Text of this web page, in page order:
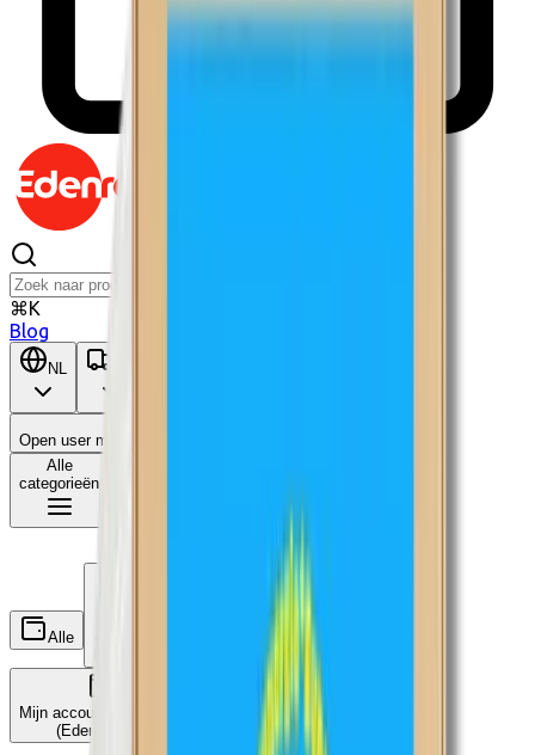
⌘K
Blog
NL
Open user menu
Alle
categorieën
Alle
Cadeaucheques
Mijn accounts koppelen
(Edenred, ...)